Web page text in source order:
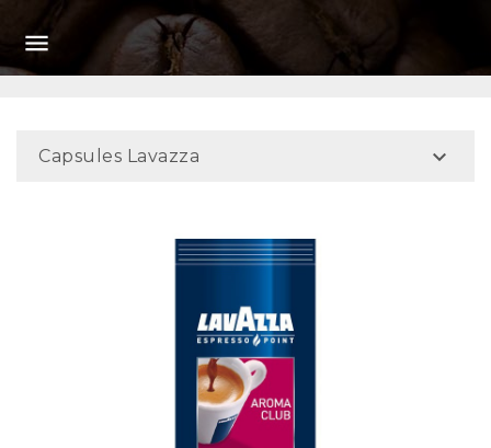

Capsules Lavazza 